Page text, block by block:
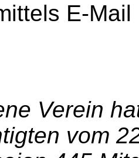
E-
Verein
vom